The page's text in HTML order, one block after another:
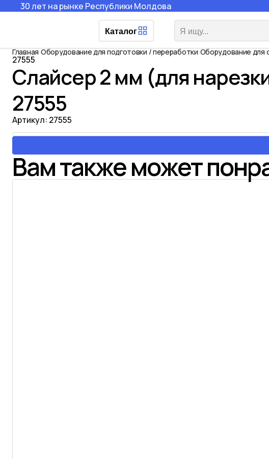
30 лет на рынке Республики Молдова
Каталог
Главная Оборудование для подготовки / переработки Оборудование для
27555
Слайсер 2 мм (для
27555
Артикул: 27555
Вам также может